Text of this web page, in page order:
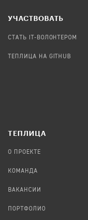
УЧАСТВОВАТЬ
СТАТЬ IT-ВОЛОНТЕРОМ
ТЕПЛИЦА НА GITHUB
TЕПЛИЦА
О ПРОЕКТЕ
КОМАНДА
ВАКАНСИИ
ПОРТФОЛИО